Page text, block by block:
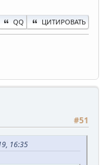
QQ ЦИТИРОВАТЬ
#51
16:35